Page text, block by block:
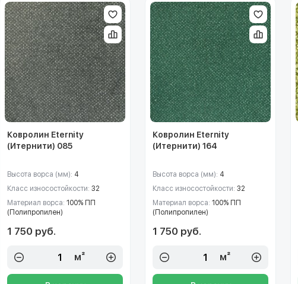
Ковролин Eternity
(Итернити) 085
Высота ворса (мм): 4
Класс износостойкости: 32
Материал ворса: 100% ПП
(Полипропилен)
1 750 руб.
м²
Ковролин Eternity
(Итернити) 164
Высота ворса (мм): 4
Класс износостойкости: 32
Материал ворса: 100% ПП
(Полипропилен)
1 750 руб.
м²